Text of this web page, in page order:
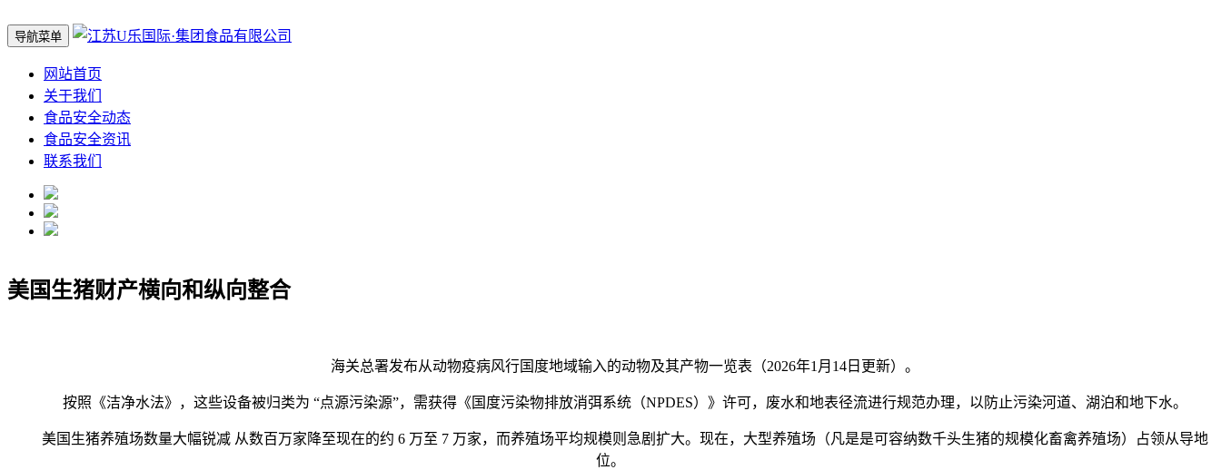
导航菜单
网站首页
关于我们
食品安全动态
食品安全资讯
联系我们
美国生猪财产横向和纵向整合
海关总署发布从动物疫病风行国度地域输入的动物及其产物一览表（2026年1月14日更新）。
按照《洁净水法》，这些设备被归类为 “点源污染源”，需获得《国度污染物排放消弭系统（NPDES）》许可，废水和地表径流进行规范办理，以防止污染河道、湖泊和地下水。
美国生猪养殖场数量大幅锐减 从数百万家降至现在的约 6 万至 7 万家，而养殖场平均规模则急剧扩大。现在，大型养殖场（凡是是可容纳数千头生猪的规模化畜禽养殖场）占领从导地
位。